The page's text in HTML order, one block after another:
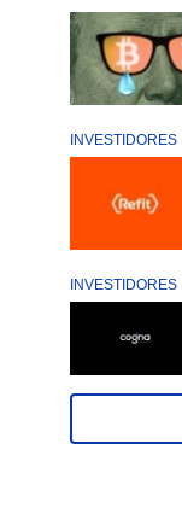
INVESTIDORES
INVESTIDORES